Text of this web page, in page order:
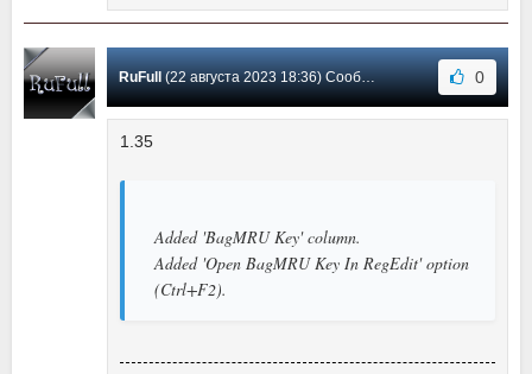
RuFull (22 августа 2023 18:36) Сообщение #3 0
1.35
Added 'BagMRU Key' column.
Added 'Open BagMRU Key In RegEdit' option
(Ctrl+F2).